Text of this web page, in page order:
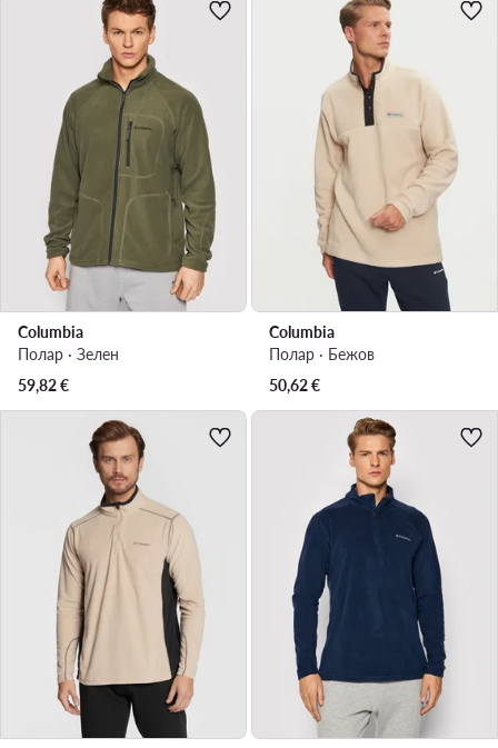
Columbia
Полар · Зелен
59,82€
Columbia
Полар · Бежов
50,62€